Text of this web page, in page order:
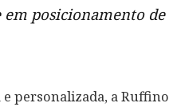
posicionamento
personalizada, a